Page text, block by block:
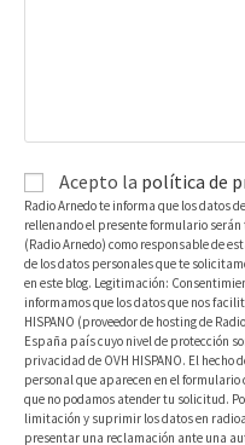
Acepto la política de
Radio Arnedo te informa que los datos
rellenando el presente formulario serán
(Radio Arnedo) como responsable de
de los datos personales que te
en este blog. Legitimación:
informamos que los datos que nos
HISPANO (proveedor de hosting de
España país cuyo nivel de protección
privacidad de OVH HISPANO. El
personal que aparecen en el
que no podamos atender tu solicitud.
limitación y suprimir los datos en
presentar una reclamación ante una